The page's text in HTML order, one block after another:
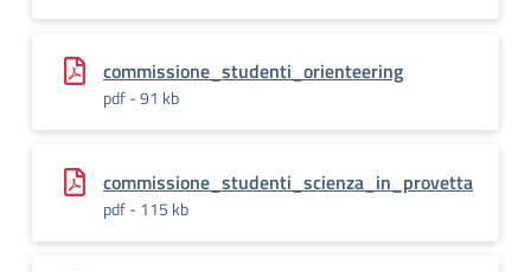
commissione_studenti_orienteering
pdf - 91 kb
commissione_studenti_scienza_in_provetta
pdf - 115 kb